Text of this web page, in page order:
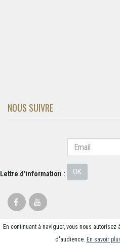
NOUS SUIVRE
Lettre d'information : OK
© 2026 - Logiciel SaasFood - Logiciel
en
En continuant à naviguer, vous nous
d'audience. En savoir